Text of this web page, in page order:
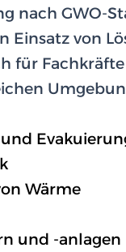
nach GWO-
Einsatz von
für
Wärme
und -anlagen